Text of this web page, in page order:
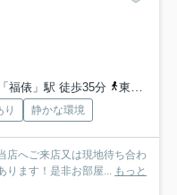
福俵」駅 徒歩35分 東金線「求名」駅 徒歩55分
り 静かな環境
店へご来店又は現地待ち合わ
ります！是非お部屋... もっと